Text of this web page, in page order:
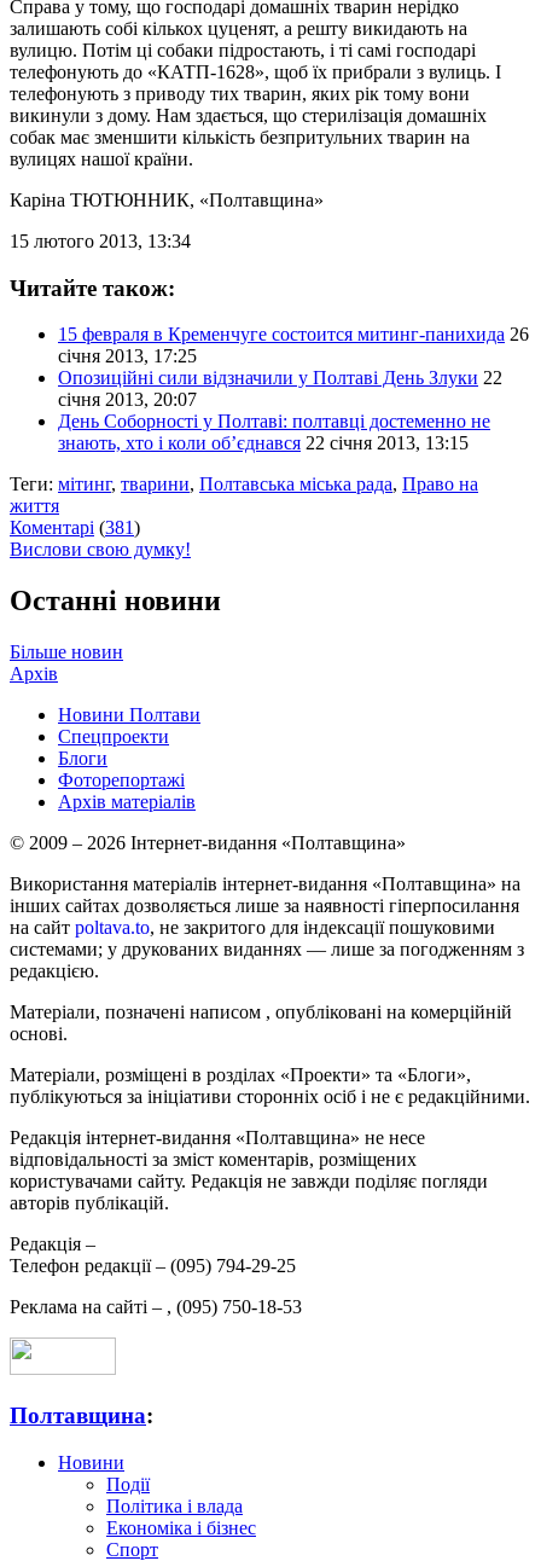
Справа у тому, що господарі домашніх тварин нерідко
залишають собі кількох цуценят, а решту викидають на
вулицю. Потім ці собаки підростають, і ті самі господарі
телефонують до «КАТП-1628», щоб їх прибрали з вулиць. І
телефонують з приводу тих тварин, яких рік тому вони
викинули з дому. Нам здається, що стерилізація домашніх
собак має зменшити кількість безпритульних тварин на
вулицях нашої країни.
Каріна ТЮТЮННИК, «Полтавщина»
15 лютого 2013, 13:34
Читайте також:
15 февраля в Кременчуге состоится митинг-панихида 26
січня 2013, 17:25
Опозиційні сили відзначили у Полтаві День Злуки 22
січня 2013, 20:07
День Соборності у Полтаві: полтавці достеменно не
знають, хто і коли об’єднався 22 січня 2013, 13:15
Теги: мітинг, тварини, Полтавська міська рада, Право на
життя
Коментарі (381)
Вислови свою думку!
Останні новини
Більше новин
Архів
Новини Полтави
Спецпроекти
Блоги
Фоторепортажі
Архів матеріалів
© 2009 – 2026 Інтернет-видання «Полтавщина»
Використання матеріалів інтернет-видання «Полтавщина» на
інших сайтах дозволяється лише за наявності гіперпосилання
на сайт poltava.to, не закритого для індексації пошуковими
системами; у друкованих виданнях — лише за погодженням з
редакцією.
Матеріали, позначені написом , опубліковані на комерційній
основі.
Матеріали, розміщені в розділах «Проекти» та «Блоги»,
публікуються за ініціативи сторонніх осіб і не є редакційними.
Редакція інтернет-видання «Полтавщина» не несе
відповідальності за зміст коментарів, розміщених
користувачами сайту. Редакція не завжди поділяє погляди
авторів публікацій.
Редакція –
Телефон редакції – (095) 794-29-25
Реклама на сайті – , (095) 750-18-53
Полтавщина:
Новини
Події
Політика і влада
Економіка і бізнес
Спорт